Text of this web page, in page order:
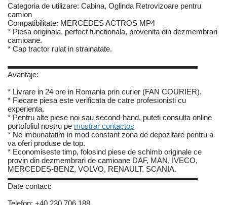
Categoria de utilizare: Cabina, Oglinda Retrovizoare pentru
camion
Compatibilitate: MERCEDES ACTROS MP4
* Piesa originala, perfect functionala, provenita din dezmembrari
camioane.
* Cap tractor rulat in strainatate.
▬▬▬▬▬▬▬▬▬▬▬▬▬▬▬▬▬▬▬▬▬▬▬▬▬
Avantaje:
* Livrare in 24 ore in Romania prin curier (FAN COURIER).
* Fiecare piesa este verificata de catre profesionisti cu
experienta.
* Pentru alte piese noi sau second-hand, puteti consulta online
portofoliul nostru pe mostrar contactos
* Ne imbunatatim in mod constant zona de depozitare pentru a
va oferi produse de top.
* Economiseste timp, folosind piese de schimb originale ce
provin din dezmembrari de camioane DAF, MAN, IVECO,
MERCEDES-BENZ, VOLVO, RENAULT, SCANIA.
▬▬▬▬▬▬▬▬▬▬▬▬▬▬▬▬▬▬▬▬▬▬▬▬▬
Date contact: